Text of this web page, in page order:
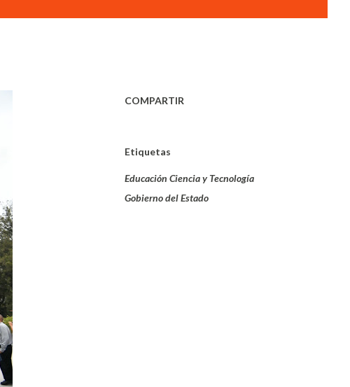
COMPARTIR
Etiquetas
Educación Ciencia y Tecnología
Gobierno del Estado